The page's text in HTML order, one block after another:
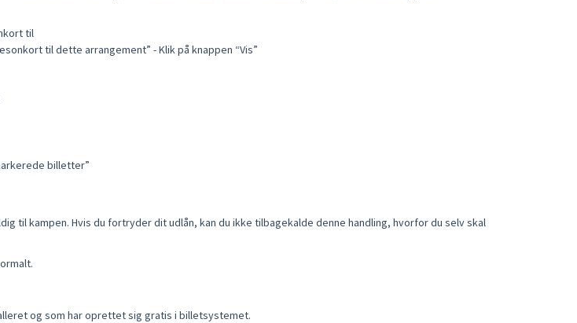
til
til dette arrangement” - Klik på knappen “Vis”
billetter”
til kampen. Hvis du fortryder dit udlån, kan du ikke tilbagekalde denne handling, hvorfor du selv skal
og som har oprettet sig gratis i billetsystemet.